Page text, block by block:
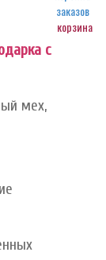
корзина
с
мех,